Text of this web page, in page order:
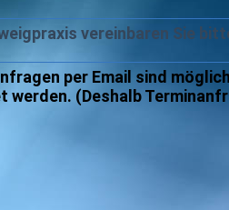
vereinbaren Sie
per Email sind
werden. (Deshalb